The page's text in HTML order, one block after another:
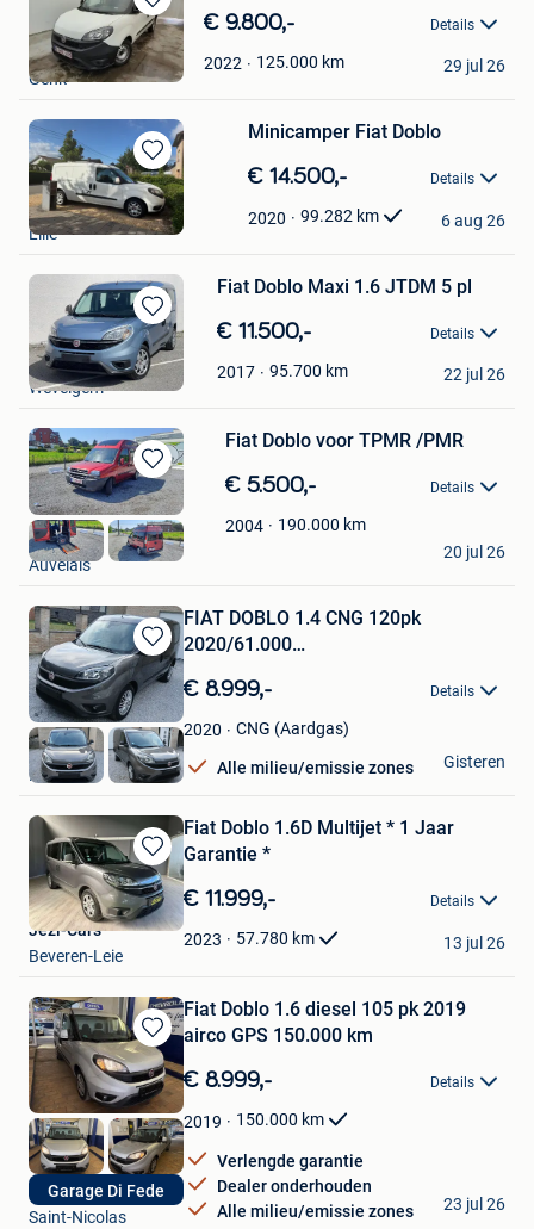
Bewaren
in
Mijn
Favorieten
€ 9.800,- Details
2022 125.000 km
ITEX CARS
Genk
29 jul 26
Bewaren
in
Mijn
Favorieten
Minicamper Fiat Doblo
€ 14.500,- Details
2020 99.282 km
Ellen Adriaenssens
Lille
6 aug 26
Bewaren
in
Mijn
Favorieten
Fiat Doblo Maxi 1.6 JTDM 5 pl
€ 11.500,- Details
2017 95.700 km
EDEMCAR
Wevelgem
22 jul 26
Bewaren
in
Mijn
Favorieten
Fiat Doblo voor TPMR /PMR
€ 5.500,- Details
2004 190.000 km
lorant
Auvelais
20 jul 26
Bewaren
in
Mijn
Favorieten
FIAT DOBLO 1.4 CNG 120pk
2020/61.000
€ 8.999,- Details
2020 CNG (Aardgas)
Alle milieu/emissie zones
Keny
Ransart
Gisteren
Bewaren
in
Mijn
Favorieten
Fiat Doblo 1.6D Multijet * 1 Jaar
Garantie *
€ 11.999,- Details
2023 57.780 km
Jezi-Cars
Beveren-Leie
13 jul 26
Bewaren
in
Mijn
Favorieten
Garage Di Fede
Fiat Doblo 1.6 diesel 105 pk 2019
airco GPS 150.000 km
€ 8.999,- Details
2019 150.000 km
Verlengde garantie
Dealer onderhouden
Alle milieu/emissie zones
GARAGE DI FEDE
Saint-Nicolas
23 jul 26